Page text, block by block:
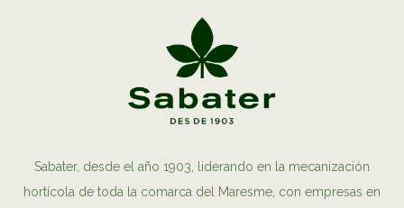
Sabater, desde el año 1903, liderando en la mecanización
hortícola de toda la comarca del Maresme, con empresas en